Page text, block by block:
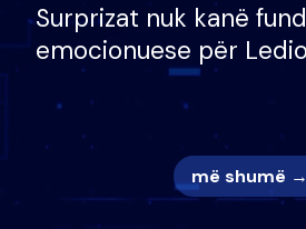
Surprizat nuk kanë
emocionuese për
nëna dhe fëmijët e tij,
nuk i mban dot lotët:
më shumë →